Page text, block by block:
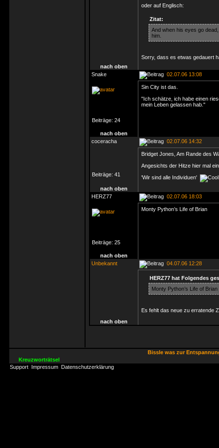
oder auf Englisch:
Zitat:
And when his eyes go
him.
Sorry, dass es etwas gedauert
nach oben
Snake
02.07.06 13:08
Beiträge: 24
Sin City ist das.
"Ich schätze, ich habe einen
mein Leben gelassen hab."
nach oben
coceracha
02.07.06 14:32
Beiträge: 41
Bridget Jones, Am Rande des
Angesichts der Hitze hier mal
'Wir sind alle Individuen'
nach oben
HERZ77
02.07.06 18:03
Beiträge: 25
Monty Python’s Life of Brian
nach oben
Unbekannt
04.07.06 12:28
HERZ77 hat Folgendes
Monty Python’s Life of Brian
Es fehlt das neue zu erratende
nach oben
Bissle was zur
Kreuzworträtsel
Support Impressum Datenschutzerklärung